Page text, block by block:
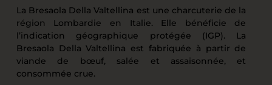
La Bresaola Della Valtellina est une charcuterie de la
région Lombardie en Italie. Elle bénéficie de
l’indication géographique protégée (IGP). La
Bresaola Della Valtellina est fabriquée à partir de
viande de bœuf, salée et assaisonnée, et
consommée crue.